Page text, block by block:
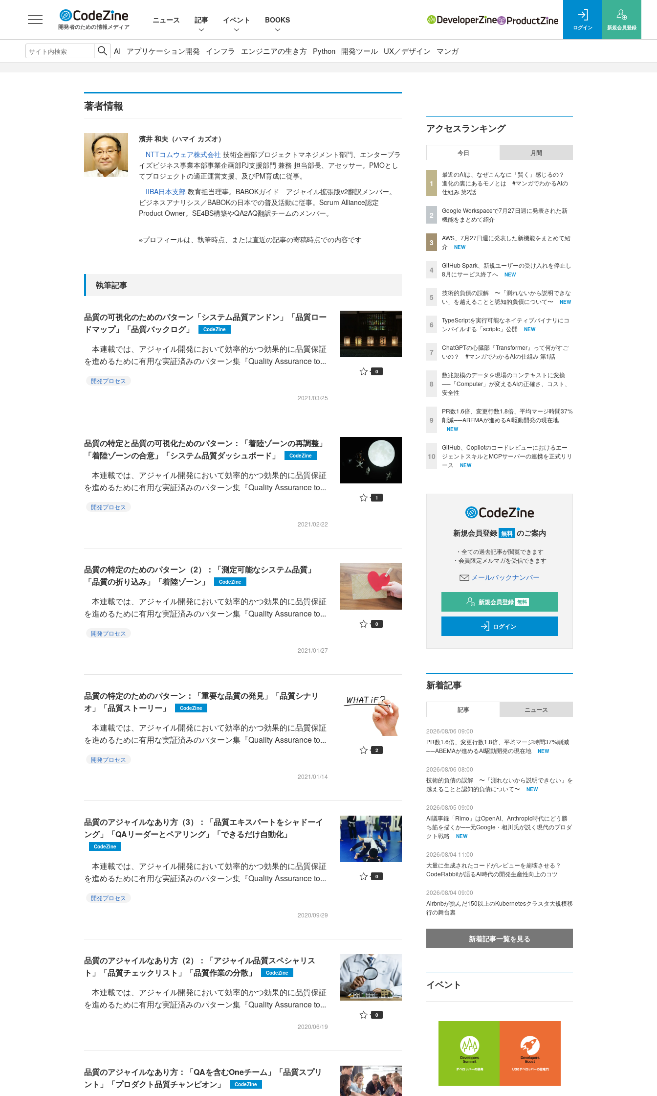
開発者のための情報メディア
ニュース 記事 イベント BOOKS
ログイン 新規会員登録
AI アプリケーション開発 インフラ エンジニアの生き方 Python 開発ツール UX／デザイン マンガ
著者情報
濱井 和夫（ハマイ カズオ）
NTTコムウェア株式会社 技術企画部プロジェクトマネジメント部門、エンタープラ
イズビジネス事業本部事業企画部PJ支援部門 兼務 担当部長、アセッサー。PMOとし
てプロジェクトの適正運営支援、及びPM育成に従事。
IIBA日本支部教育担当理事。BABOKガイド アジャイル拡張版v2翻訳メンバー。
ビジネスアナリシス／BABOKの日本での普及活動に従事。Scrum Alliance認定
Product Owner。SE4BS構築やQA2AQ翻訳チームのメンバー。
※プロフィールは、執筆時点、または直近の記事の寄稿時点での内容です
執筆記事
品質の可視化のためのパターン「システム品質アンドン」「品質ロー
ドマップ」「品質バックログ」
CodeZine
本連載では、アジャイル開発において効率的かつ効果的に品質保証
を進めるために有用な実証済みのパターン集『Quality Assurance to...
開発プロセス
2021/03/25
0
品質の特定と品質の可視化ためのパターン：「着陸ゾーンの再調整」
「着陸ゾーンの合意」「システム品質ダッシュボード」
CodeZine
本連載では、アジャイル開発において効率的かつ効果的に品質保証
を進めるために有用な実証済みのパターン集『Quality Assurance to...
開発プロセス
2021/02/22
1
品質の特定のためのパターン（2）：「測定可能なシステム品質」
「品質の折り込み」「着陸ゾーン」
CodeZine
本連載では、アジャイル開発において効率的かつ効果的に品質保証
を進めるために有用な実証済みのパターン集『Quality Assurance to...
開発プロセス
2021/01/27
0
品質の特定のためのパターン：「重要な品質の発見」「品質シナリ
オ」「品質ストーリー」
CodeZine
本連載では、アジャイル開発において効率的かつ効果的に品質保証
を進めるために有用な実証済みのパターン集『Quality Assurance to...
開発プロセス
2021/01/14
2
品質のアジャイルなあり方（3）：「品質エキスパートをシャドーイ
ング」「QAリーダーとペアリング」「できるだけ自動化」
CodeZine
本連載では、アジャイル開発において効率的かつ効果的に品質保証
を進めるために有用な実証済みのパターン集『Quality Assurance to...
開発プロセス
2020/09/29
0
品質のアジャイルなあり方（2）：「アジャイル品質スペシャリス
ト」「品質チェックリスト」「品質作業の分散」
CodeZine
本連載では、アジャイル開発において効率的かつ効果的に品質保証
を進めるために有用な実証済みのパターン集『Quality Assurance to...
2020/06/19
0
品質のアジャイルなあり方：「QAを含むOneチーム」「品質スプリ
ント」「プロダクト品質チャンピオン」
CodeZine
アクセスランキング
今日 月間
1
最近のAIは、なぜこんなに「賢く」感じるの？
進化の裏にあるモノとは #マンガでわかるAIの
仕組み 第2話
2
Google Workspaceで7月27日週に発表された新
機能をまとめて紹介
3
AWS、7月27日週に発表した新機能をまとめて紹
介
NEW
4
GitHub Spark、新規ユーザーの受け入れを停止し
8月にサービス終了へ
NEW
5
技術的負債の誤解 〜「測れないから説明できな
い」を越えることと認知的負債について〜
NEW
6
TypeScriptを実行可能なネイティブバイナリにコ
ンパイルする「scriptc」公開
NEW
7
ChatGPTの心臓部『Transformer』って何がすご
いの？ #マンガでわかるAIの仕組み 第1話
8
数兆規模のデータを現場のコンテキストに変換
──「Computer」が変えるAIの正確さ、コスト、
安全性
9
PR数1.6倍、変更行数1.8倍、平均マージ時間37%
削減──ABEMAが進めるAI駆動開発の現在地
NEW
10
GitHub、Copilotのコードレビューにおけるエー
ジェントスキルとMCPサーバーの連携を正式リリ
ース
NEW
新規会員登録 無料 のご案内
・全ての過去記事が閲覧できます
・会員限定メルマガを受信できます
メールバックナンバー
新規会員登録 無料
ログイン
新着記事
記事 ニュース
2026/08/06 09:00
PR数1.6倍、変更行数1.8倍、平均マージ時間37%削減
──ABEMAが進めるAI駆動開発の現在地
NEW
2026/08/06 08:00
技術的負債の誤解 〜「測れないから説明できない」を
越えることと認知的負債について〜
NEW
2026/08/05 09:00
AI議事録「Rimo」はOpenAI、Anthropic時代にどう勝
ち筋を描くか──元Google・相川氏が説く現代のプロダ
クト戦略
NEW
2026/08/04 11:00
大量に生成されたコードがレビューを崩壊させる？
CodeRabbitが語るAI時代の開発生産性向上のコツ
2026/08/04 09:00
Airbnbが挑んだ150以上のKubernetesクラスタ大規模移
行の舞台裏
新着記事一覧を見る
イベント